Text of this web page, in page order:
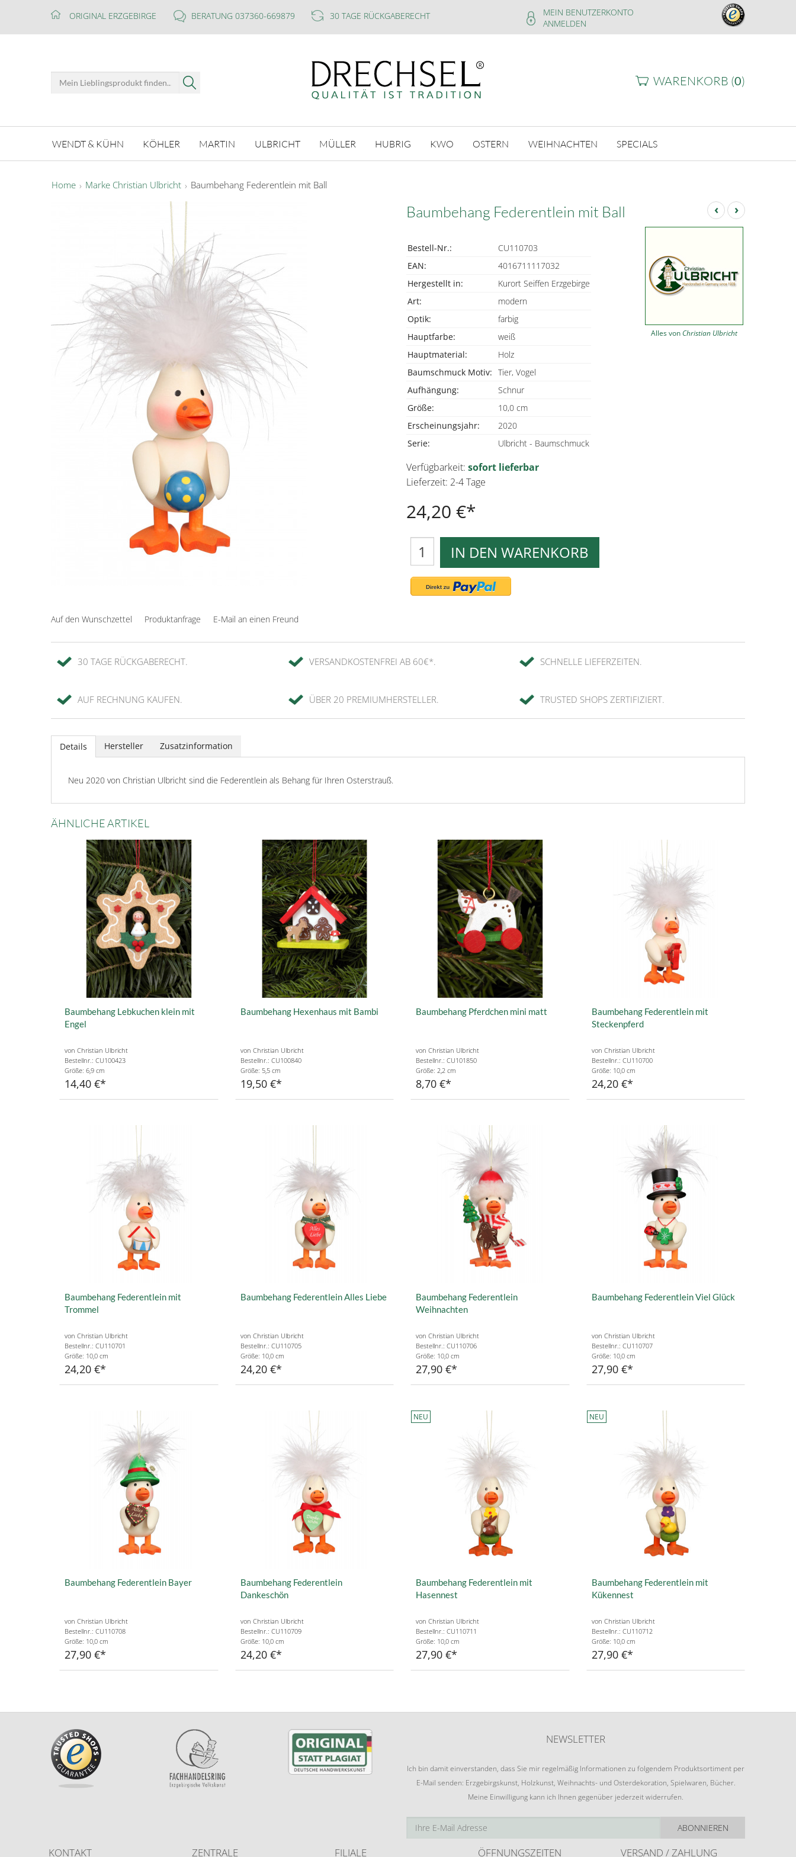
ORIGINAL ERZGEBIRGE BERATUNG 037360-669879 30 TAGE RÜCKGABERECHT
MEIN BENUTZERKONTO
ANMELDEN
WARENKORB (0)
WENDT & KÜHN KÖHLER MARTIN ULBRICHT MÜLLER HUBRIG KWO OSTERN WEIHNACHTEN SPECIALS
Home Marke Christian Ulbricht Baumbehang Federentlein mit Ball
‹ ›
Baumbehang Federentlein mit Ball
Bestell-Nr.:
CU110703
EAN:
4016711117032
Hergestellt in:
Kurort Seiffen Erzgebirge
Art:
modern
Optik:
farbig
Hauptfarbe:
weiß
Hauptmaterial:
Holz
Baumschmuck Motiv: Tier, Vogel
Aufhängung:
Schnur
Größe:
10,0 cm
Erscheinungsjahr:
2020
Serie:
Ulbricht - Baumschmuck
Alles von Christian Ulbricht
Verfügbarkeit: sofort lieferbar
Lieferzeit: 2-4 Tage
24,20 €
IN DEN WARENKORB
Auf den Wunschzettel Produktanfrage E-Mail an einen Freund
30 TAGE RÜCKGABERECHT. VERSANDKOSTENFREI AB 60€*. SCHNELLE LIEFERZEITEN.
AUF RECHNUNG KAUFEN. ÜBER 20 PREMIUMHERSTELLER. TRUSTED SHOPS ZERTIFIZIERT.
Details Hersteller Zusatzinformation
Neu 2020 von Christian Ulbricht sind die Federentlein als Behang für Ihren Osterstrauß.
ÄHNLICHE ARTIKEL
Baumbehang Lebkuchen klein mit
Engel
von Christian Ulbricht
Bestellnr.: CU100423
Größe: 6,9 cm
14,40 €
Baumbehang Hexenhaus mit Bambi
von Christian Ulbricht
Bestellnr.: CU100840
Größe: 5,5 cm
19,50 €
Baumbehang Pferdchen mini matt
von Christian Ulbricht
Bestellnr.: CU101850
Größe: 2,2 cm
8,70 €
Baumbehang Federentlein mit
Steckenpferd
von Christian Ulbricht
Bestellnr.: CU110700
Größe: 10,0 cm
24,20 €
Baumbehang Federentlein mit
Trommel
von Christian Ulbricht
Bestellnr.: CU110701
Größe: 10,0 cm
24,20 €
Baumbehang Federentlein Alles Liebe
von Christian Ulbricht
Bestellnr.: CU110705
Größe: 10,0 cm
24,20 €
Baumbehang Federentlein
Weihnachten
von Christian Ulbricht
Bestellnr.: CU110706
Größe: 10,0 cm
27,90 €
Baumbehang Federentlein Viel Glück
von Christian Ulbricht
Bestellnr.: CU110707
Größe: 10,0 cm
27,90 €
Baumbehang Federentlein Bayer
von Christian Ulbricht
Bestellnr.: CU110708
Größe: 10,0 cm
27,90 €
Baumbehang Federentlein
Dankeschön
von Christian Ulbricht
Bestellnr.: CU110709
Größe: 10,0 cm
24,20 €
NEU
Baumbehang Federentlein mit
Hasennest
von Christian Ulbricht
Bestellnr.: CU110711
Größe: 10,0 cm
27,90 €
NEU
Baumbehang Federentlein mit
Kükennest
von Christian Ulbricht
Bestellnr.: CU110712
Größe: 10,0 cm
27,90 €
NEWSLETTER
Ich bin damit einverstanden, dass Sie mir regelmäßig Informationen zu folgendem Produktsortiment per
E-Mail senden: Erzgebirgskunst, Holzkunst, Weihnachts- und Osterdekoration, Spielwaren, Bücher.
Meine Einwilligung kann ich Ihnen gegenüber jederzeit widerrufen.
ABONNIEREN
KONTAKT ZENTRALE FILIALE ÖFFNUNGSZEITEN VERSAND / ZAHLUNG